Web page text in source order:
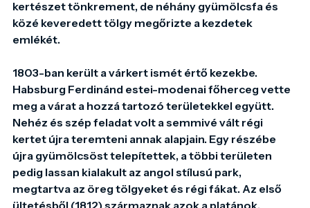
kertészet tönkrement, de néhány gyümölcsfa és
közé keveredett tölgy megőrizte a kezdetek
emlékét.
1803-ban került a várkert ismét értő kezekbe.
Habsburg Ferdinánd estei-modenai főherceg vette
meg a várat a hozzá tartozó területekkel együtt.
Nehéz és szép feladat volt a semmivé vált régi
kertet újra teremteni annak alapjain. Egy részébe
újra gyümölcsöst telepítettek, a többi területen
pedig lassan kialakult az angol stílusú park,
megtartva az öreg tölgyeket és régi fákat. Az első
ültetésből (1812) származnak azok a platánok,